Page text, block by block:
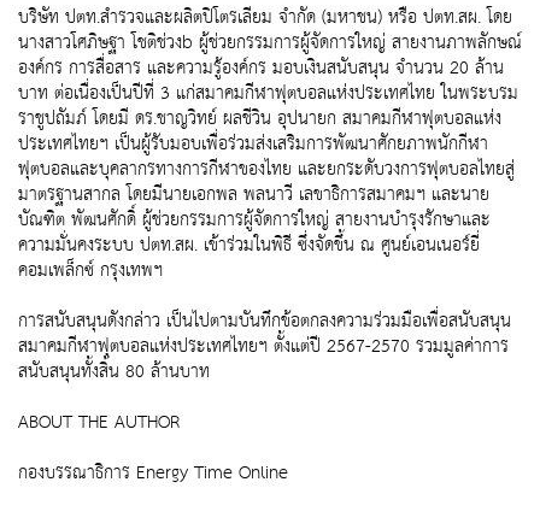
บริษัท ปตท.สำรวจและผลิตปิโตรเลียม จำกัด (มหาชน) หรือ ปตท.สผ. โดย
นางสาวโศภิษฐา โชติช่วงb ผู้ช่วยกรรมการผู้จัดการใหญ่ สายงานภาพลักษณ์
องค์กร การสื่อสาร และความรู้องค์กร มอบเงินสนับสนุน จำนวน 20 ล้าน
บาท ต่อเนื่องเป็นปีที่ 3 แก่สมาคมกีฬาฟุตบอลแห่งประเทศไทย ในพระบรม
ราชูปถัมภ์ โดยมี ดร.ชาญวิทย์ ผลชีวิน อุปนายก สมาคมกีฬาฟุตบอลแห่ง
ประเทศไทยฯ เป็นผู้รับมอบเพื่อร่วมส่งเสริมการพัฒนาศักยภาพนักกีฬา
ฟุตบอลและบุคลากรทางการกีฬาของไทย และยกระดับวงการฟุตบอลไทยสู่
มาตรฐานสากล โดยมีนายเอกพล พลนาวี เลขาธิการสมาคมฯ และนาย
บัณฑิต พัฒนศักดิ์ ผู้ช่วยกรรมการผู้จัดการใหญ่ สายงานบำรุงรักษาและ
ความมั่นคงระบบ ปตท.สผ. เข้าร่วมในพิธี ซึ่งจัดขึ้น ณ ศูนย์เอนเนอร์ยี่
คอมเพล็กซ์ กรุงเทพฯ
การสนับสนุนดังกล่าว เป็นไปตามบันทึกข้อตกลงความร่วมมือเพื่อสนับสนุน
สมาคมกีฬาฟุตบอลแห่งประเทศไทยฯ ตั้งแต่ปี 2567-2570 รวมมูลค่าการ
สนับสนุนทั้งสิ้น 80 ล้านบาท
ABOUT THE AUTHOR
กองบรรณาธิการ Energy Time Online